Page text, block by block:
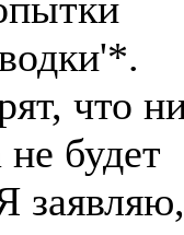
что
будет
заявляю,